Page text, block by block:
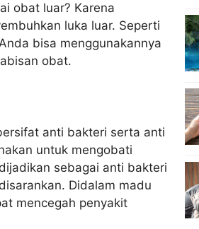
obat luar? Karena
luka luar. Seperti
bisa menggunakannya
obat.
anti bakteri serta anti
untuk mengobati
sebagai anti bakteri
Didalam madu
mencegah penyakit